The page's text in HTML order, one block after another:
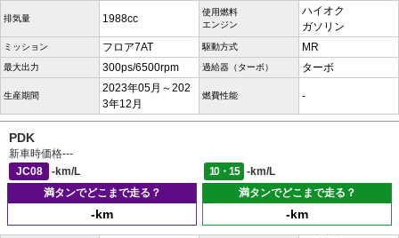
排気量 1988cc
使用燃料
エンジン
ハイオク
ガソリン
ミッション フロア7AT 駆動方式 MR
最大出力 300ps/6500rpm 過給器（ターボ） ターボ
生産期間
2023年05月～202
3年12月
燃費性能 -
PDK
新車時価格---
JC08
-km/L 10・15
-km/L
満タンでどこまで走る？
-km
満タンでどこまで走る？
-km